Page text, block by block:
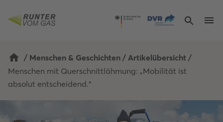
/ Menschen & Geschichten / Artikelübersicht /
Menschen mit Querschnittlähmung: „Mobilität ist
absolut entscheidend.“